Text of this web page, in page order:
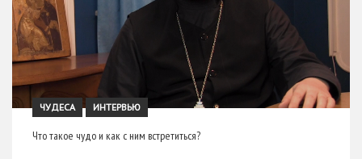
ЧУДЕСА ИНТЕРВЬЮ
Что такое чудо и как с ним встретиться?